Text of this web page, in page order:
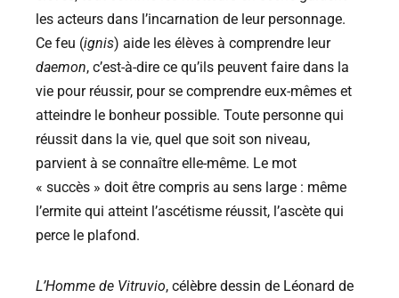
les acteurs dans l’incarnation de leur personnage.
Ce feu (ignis) aide les élèves à comprendre leur
daemon, c’est-à-dire ce qu’ils peuvent faire dans la
vie pour réussir, pour se comprendre eux-mêmes et
atteindre le bonheur possible. Toute personne qui
réussit dans la vie, quel que soit son niveau,
parvient à se connaître elle-même. Le mot
« succès » doit être compris au sens large : même
l’ermite qui atteint l’ascétisme réussit, l’ascète qui
perce le plafond.
L’Homme de Vitruvio, célèbre dessin de Léonard de